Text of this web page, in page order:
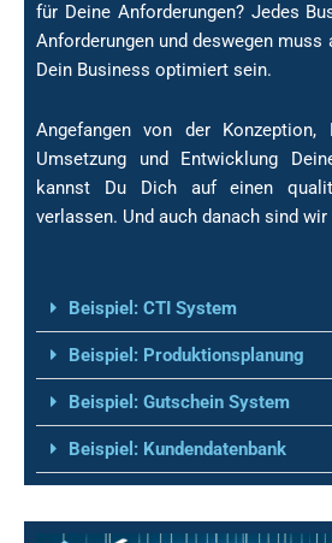
Software für dich
Individuell wie das Leben und
für Deine Anforderungen? Jedes
Anforderungen und deswegen muss
Dein Business optimiert sein.
Angefangen von der
Umsetzung und Entwicklung
kannst Du Dich auf einen
verlassen. Und auch danach sind wir
Beispiel: CTI System
Beispiel: Produktionsplanung
Beispiel: Gutschein System
Beispiel: Kundendatenbank